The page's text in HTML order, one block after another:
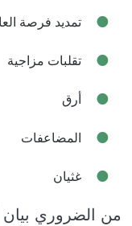
تمديد فرصة
تقلبات مزاجية
أرق
المضاعفات
غثيان
من الضروري بيان